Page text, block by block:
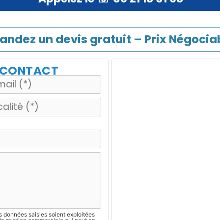
un devis gratuit – Prix
saisies soient exploitées